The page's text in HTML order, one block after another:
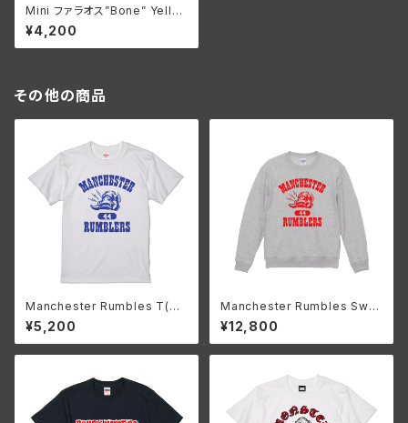
Mini ファラオス”Bone” Yello
w Eye
¥4,200
その他の商品
Manchester Rumbles T(W
hite)
¥5,200
Manchester Rumbles Swe
atshirt Vintage ish(Ash)
¥12,800